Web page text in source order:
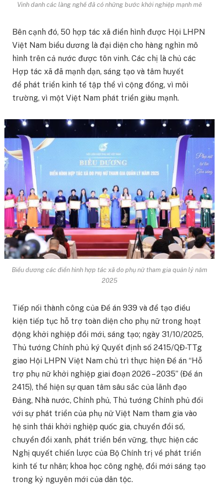
Vinh danh các làng nghề đã có những bước khởi nghiệp mạnh mẽ
Bên cạnh đó, 50 hợp tác xã điển hình được Hội LHPN
Việt Nam biểu dương là đại diện cho hàng nghìn mô
hình trên cả nước được tôn vinh. Các chị là chủ các
Hợp tác xã đã mạnh dạn, sáng tạo và tâm huyết
để phát triển kinh tế tập thể vì cộng đồng, vì môi
trường, vì một Việt Nam phát triển giàu mạnh.
Biểu dương các điển hình hợp tác xã do phụ nữ tham gia quản lý năm
2025
Tiếp nối thành công của Đề án 939 và để tạo điều
kiện tiếp tục hỗ trợ toàn diện cho phụ nữ trong hoạt
động khởi nghiệp đổi mới, sáng tạo; ngày 31/10/2025,
Thủ tướng Chính phủ ký Quyết định số 2415/QĐ-TTg
giao Hội LHPN Việt Nam chủ trì thực hiện Đề án “Hỗ
trợ phụ nữ khởi nghiệp giai đoạn 2026 – 2035” (Đề án
2415), thể hiện sự quan tâm sâu sắc của lãnh đạo
Đảng, Nhà nước, Chính phủ, Thủ tướng Chính phủ đối
với sự phát triển của phụ nữ Việt Nam tham gia vào
hệ sinh thái khởi nghiệp quốc gia, chuyển đổi số,
chuyển đổi xanh, phát triển bền vững, thực hiện các
Nghị quyết chiến lược của Bộ Chính trị về phát triển
kinh tế tư nhân; khoa học công nghệ, đổi mới sáng tạo
trong kỷ nguyên mới của dân tộc.